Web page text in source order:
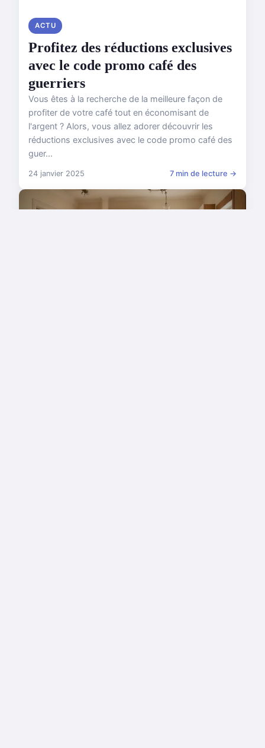
ACTU
Profitez des réductions exclusives
avec le code promo café des
guerriers
Vous êtes à la recherche de la meilleure façon de
profiter de votre café tout en économisant de
l'argent ? Alors, vous allez adorer découvrir les
réductions exclusives avec le code promo café des
guer...
24 janvier 2025 7 min de lecture →